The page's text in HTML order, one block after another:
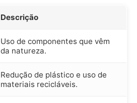
Descrição
Uso de componentes que vêm
da natureza.
Redução de plástico e uso de
materiais recicláveis.